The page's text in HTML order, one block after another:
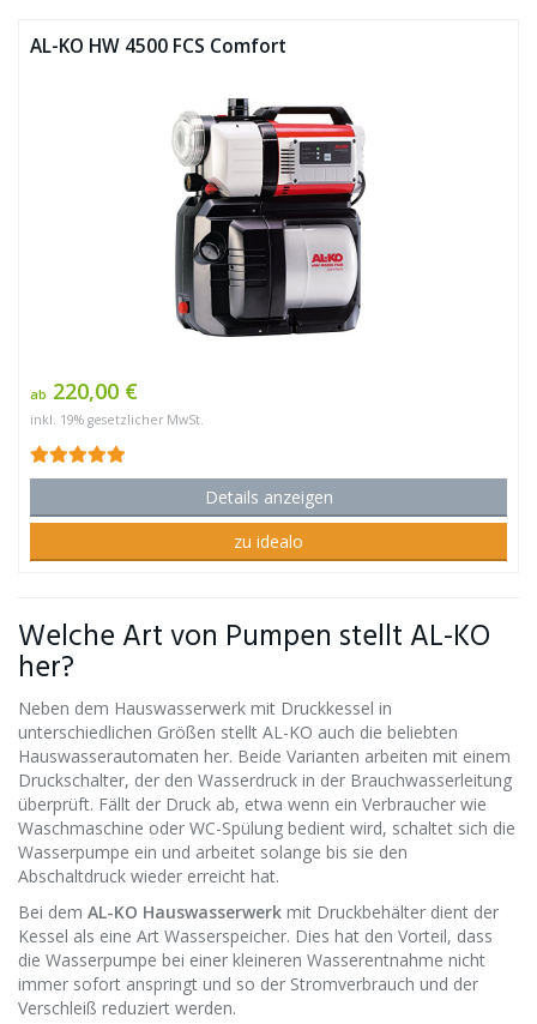
AL-KO HW 4500 FCS Comfort
ab 220,00 €
inkl. 19% gesetzlicher MwSt.
Details anzeigen
zu idealo
Welche Art von Pumpen stellt AL-KO
her?
Neben dem Hauswasserwerk mit Druckkessel in
unterschiedlichen Größen stellt AL-KO auch die beliebten
Hauswasserautomaten her. Beide Varianten arbeiten mit einem
Druckschalter, der den Wasserdruck in der Brauchwasserleitung
überprüft. Fällt der Druck ab, etwa wenn ein Verbraucher wie
Waschmaschine oder WC-Spülung bedient wird, schaltet sich die
Wasserpumpe ein und arbeitet solange bis sie den
Abschaltdruck wieder erreicht hat.
Bei dem AL-KO Hauswasserwerk mit Druckbehälter dient der
Kessel als eine Art Wasserspeicher. Dies hat den Vorteil, dass
die Wasserpumpe bei einer kleineren Wasserentnahme nicht
immer sofort anspringt und so der Stromverbrauch und der
Verschleiß reduziert werden.